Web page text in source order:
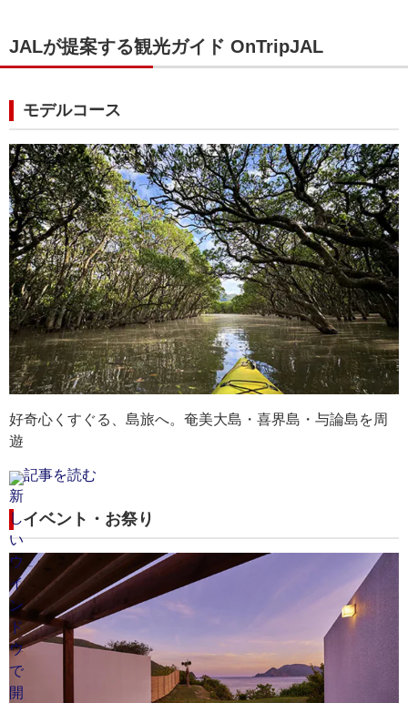
長崎県｜五島福江
ビーチリゾートとして大人気。白い砂浜とエメラルド
グリーンの海が広がり、教会巡りや海産物グルメも楽
しめます。
最寄りの空港：五島つばき空港
鹿
亜
す
す
最
長崎県｜五島福江
ビーチリゾートとして大人気。白い砂浜とエメラルド
グリーンの海が広がり、教会巡りや海産物グルメも楽
しめます。
最寄りの空港：五島つばき空港
鹿
マ
の
最
長崎県｜五島福江
ビーチリゾートとして大人気。白い砂浜とエメラルド
グリーンの海が広がり、教会巡りや海産物グルメも楽
しめます。
最寄りの空港：五島つばき空港
鹿
冬
ン
で
最
JALが提案する観光ガイド OnTripJAL
モデルコース
好奇心くすぐる、島旅へ。奄美大島・喜界島・与論島を周
遊
記事を読む
イベント・お祭り